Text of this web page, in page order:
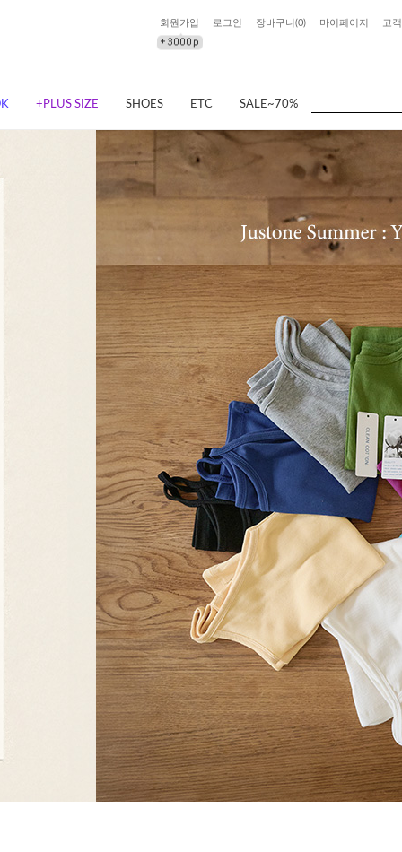
회원가입 로그인 장바구니(0) 마이페이지 고
+PLUS SIZE SHOES ETC SALE~70%